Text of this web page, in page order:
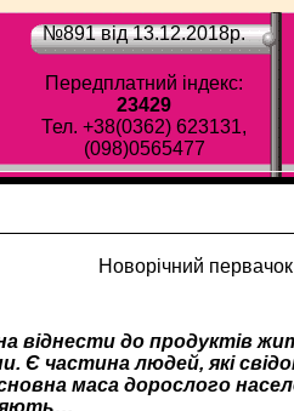
№891 від 13.12.2018p.
Передплатний індекс:
23429
Тел. +38(0362) 623131,
(098)0565477
віднести до продуктів
Є частина людей, які
маса дорослого